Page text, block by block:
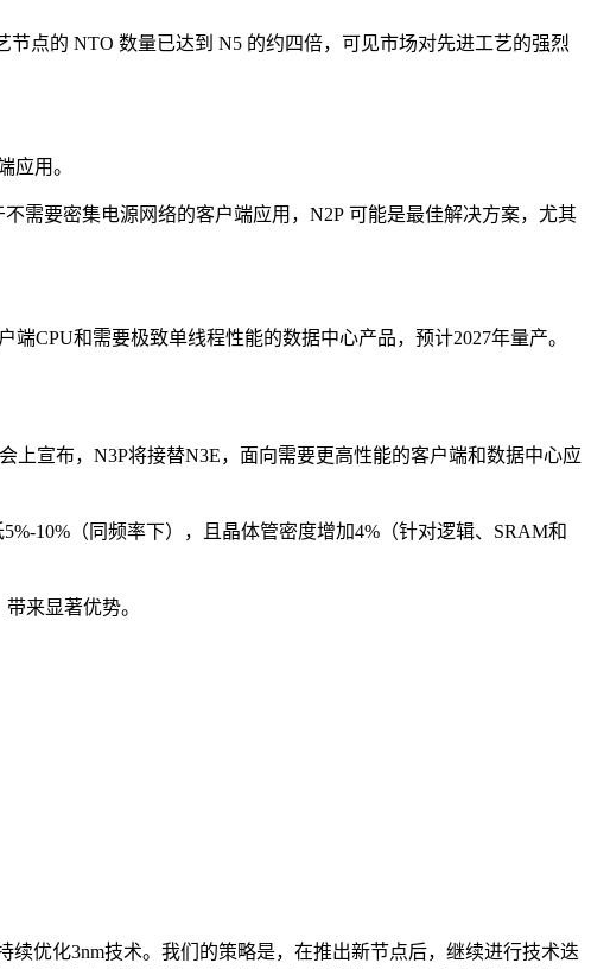
点的 NTO 数量已达到 N5 的约四倍，可见市场对先进工艺的强烈
应用。
需要密集电源网络的客户端应用，N2P 可能是最佳解决方案，尤其
CPU和需要极致单线程性能的数据中心产品，预计2027年量产。
上宣布，N3P将接替N3E，面向需要更高性能的客户端和数据中心应
10%（同频率下），且晶体管密度增加4%（针对逻辑、SRAM和
来显著优势。
优化3nm技术。我们的策略是，在推出新节点后，继续进行技术迭